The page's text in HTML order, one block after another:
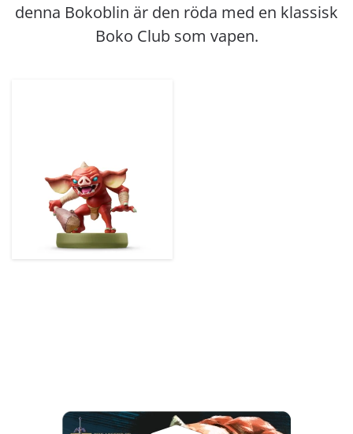
denna Bokoblin är den röda med en klassisk
Boko Club som vapen.